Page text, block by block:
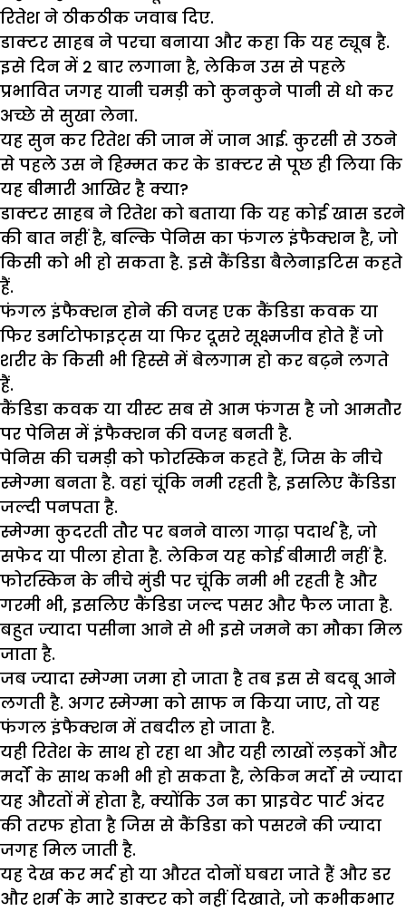
रितेश ने ठीकठीक जवाब दिए.
डाक्टर साहब ने परचा बनाया और कहा कि यह ट्यूब है.
इसे दिन में 2 बार लगाना है, लेकिन उस से पहले
प्रभावित जगह यानी चमड़ी को कुनकुने पानी से धो कर
अच्छे से सुखा लेना.
यह सुन कर रितेश की जान में जान आई. कुरसी से उठने
से पहले उस ने हिम्मत कर के डाक्टर से पूछ ही लिया कि
यह बीमारी आखिर है क्या?
डाक्टर साहब ने रितेश को बताया कि यह कोई खास डरने
की बात नहीं है, बल्कि पेनिस का फंगल इंफैक्शन है, जो
किसी को भी हो सकता है. इसे कैंडिडा बैलेनाइटिस कहते
हैं.
फंगल इंफैक्शन होने की वजह एक कैंडिडा कवक या
फिर डर्माटोफाइट्स या फिर दूसरे सूक्ष्मजीव होते हैं जो
शरीर के किसी भी हिस्से में बेलगाम हो कर बढ़ने लगते
हैं.
कैंडिडा कवक या यीस्ट सब से आम फंगस है जो आमतौर
पर पेनिस में इंफैक्शन की वजह बनती है.
पेनिस की चमड़ी को फोरस्किन कहते हैं, जिस के नीचे
स्मेग्मा बनता है. वहां चूंकि नमी रहती है, इसलिए कैंडिडा
जल्दी पनपता है.
स्मेग्मा कुदरती तौर पर बनने वाला गाढ़ा पदार्थ है, जो
सफेद या पीला होता है. लेकिन यह कोई बीमारी नहीं है.
फोरस्किन के नीचे मुंडी पर चूंकि नमी भी रहती है और
गरमी भी, इसलिए कैंडिडा जल्द पसर और फैल जाता है.
बहुत ज्यादा पसीना आने से भी इसे जमने का मौका मिल
जाता है.
जब ज्यादा स्मेग्मा जमा हो जाता है तब इस से बदबू आने
लगती है. अगर स्मेग्मा को साफ न किया जाए, तो यह
फंगल इंफैक्शन में तबदील हो जाता है.
यही रितेश के साथ हो रहा था और यही लाखों लड़कों और
मर्दों के साथ कभी भी हो सकता है, लेकिन मर्दों से ज्यादा
यह औरतों में होता है, क्योंकि उन का प्राइवेट पार्ट अंदर
की तरफ होता है जिस से कैंडिडा को पसरने की ज्यादा
जगह मिल जाती है.
यह देख कर मर्द हो या औरत दोनों घबरा जाते हैं और डर
और शर्म के मारे डाक्टर को नहीं दिखाते, जो कभीकभार